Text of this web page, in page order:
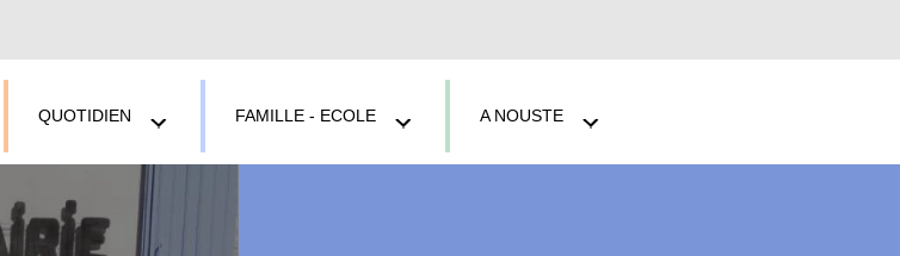
QUOTIDIEN FAMILLE - ECOLE A NOUSTE